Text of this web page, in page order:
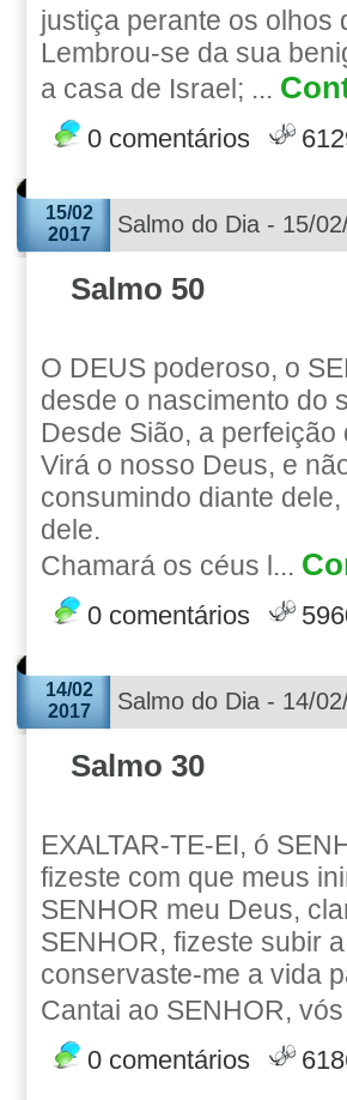
justiça perante os olhos
Lembrou-se da sua
a casa de Israel; ...
0 comentários
15/02
2017
Salmo do Dia - 15/
Salmo 50
O DEUS poderoso, o
desde o nascimento do
Desde Sião, a
Virá o nosso Deus, e
consumindo diante
dele.
Chamará os céus l...
0 comentários
14/02
2017
Salmo do Dia - 14/
Salmo 30
EXALTAR-TE-EI, ó
fizeste com que meus
SENHOR meu Deus,
SENHOR, fizeste subir
conservaste-me a vida
Cantai ao SENHOR, vós
0 comentários